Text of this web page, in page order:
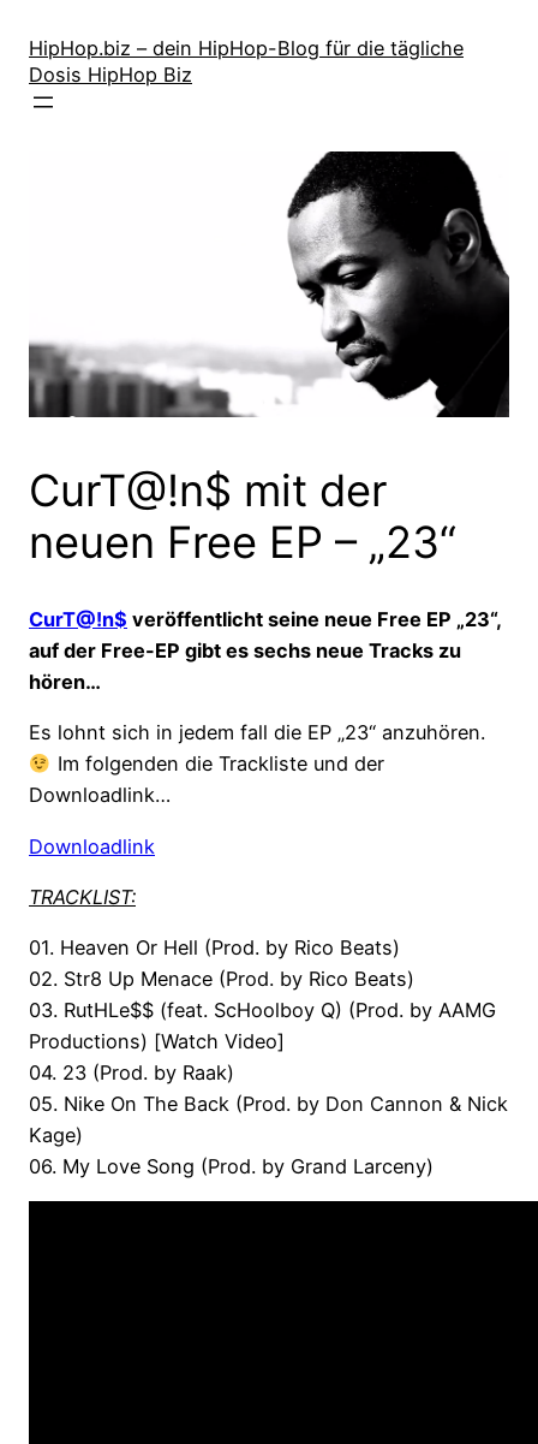
Inhalt
springen
HipHop.biz – dein HipHop-Blog für die tägliche
Dosis HipHop Biz
CurT@!n$ mit der
neuen Free EP – „23“
CurT@!n$ veröffentlicht seine neue Free EP „23“,
auf der Free-EP gibt es sechs neue Tracks zu
hören…
Es lohnt sich in jedem fall die EP „23“ anzuhören.
Im folgenden die Trackliste und der
Downloadlink…
Downloadlink
TRACKLIST:
01. Heaven Or Hell (Prod. by Rico Beats)
02. Str8 Up Menace (Prod. by Rico Beats)
03. RutHLe$$ (feat. ScHoolboy Q) (Prod. by AAMG
Productions) [Watch Video]
04. 23 (Prod. by Raak)
05. Nike On The Back (Prod. by Don Cannon & Nick
Kage)
06. My Love Song (Prod. by Grand Larceny)